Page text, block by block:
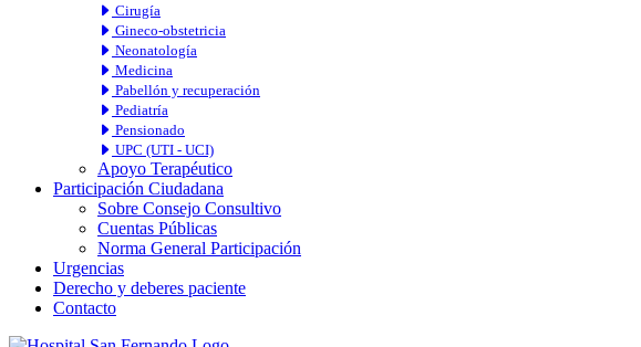
Cirugía
Gineco-obstetricia
Neonatología
Medicina
Pabellón y recuperación
Pediatría
Pensionado
UPC (UTI - UCI)
Apoyo Terapéutico
Participación Ciudadana
Sobre Consejo Consultivo
Cuentas Públicas
Norma General Participación
Urgencias
Derecho y deberes paciente
Contacto